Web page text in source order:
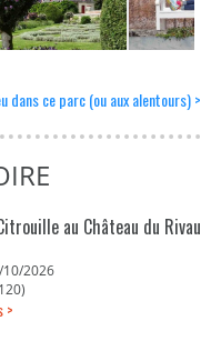
dans ce parc (ou aux alentours) >
au Château du Rivau
10/2026
>